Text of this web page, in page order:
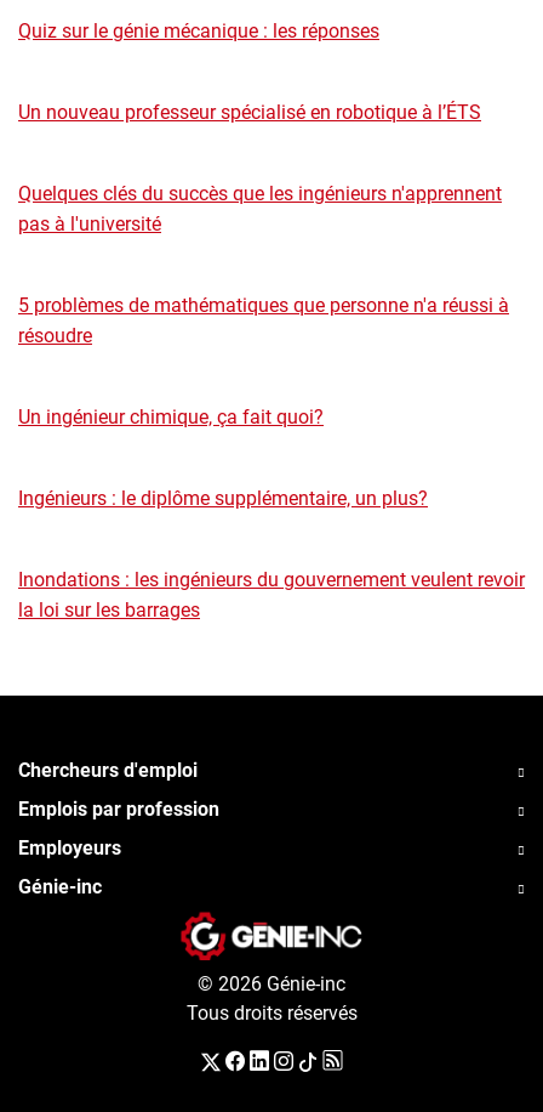
Quiz sur le génie mécanique : les réponses
Un nouveau professeur spécialisé en robotique à l’ÉTS
Quelques clés du succès que les ingénieurs n'apprennent
pas à l'université
5 problèmes de mathématiques que personne n'a réussi à
résoudre
Un ingénieur chimique, ça fait quoi?
Ingénieurs : le diplôme supplémentaire, un plus?
Inondations : les ingénieurs du gouvernement veulent revoir
la loi sur les barrages
Chercheurs d'emploi
Emplois par profession
Employeurs
Génie-inc
© 2026 Génie-inc
Tous droits réservés